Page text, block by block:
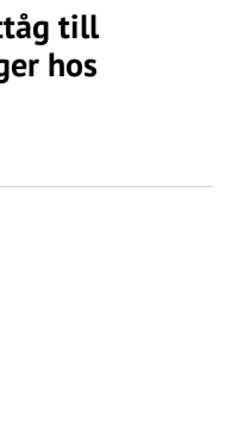
till
hos